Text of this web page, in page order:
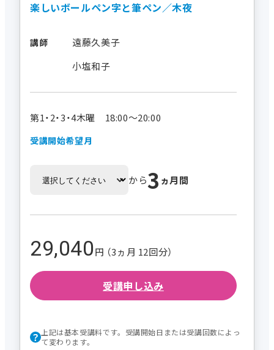
楽しいボールペン字と筆ペン／木夜
講師
遠藤久美子
小塩和子
第1・2・3・4木曜 18:00～20:00
受講開始希望月
から3 ヵ月間
29,040円 （3ヵ月 12回分）
受講申し込み
上記は基本受講料です。受講開始日または受講回数によっ
て変わります。